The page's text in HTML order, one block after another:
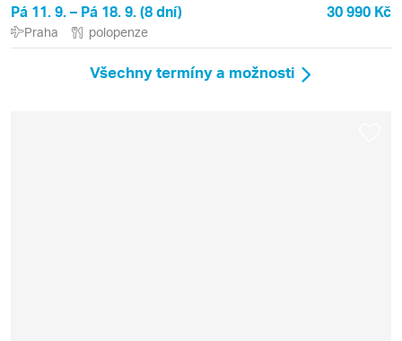
Pá 11. 9. – Pá 18. 9. (8 dní) 30 990 Kč
Praha polopenze
Všechny termíny a možnosti